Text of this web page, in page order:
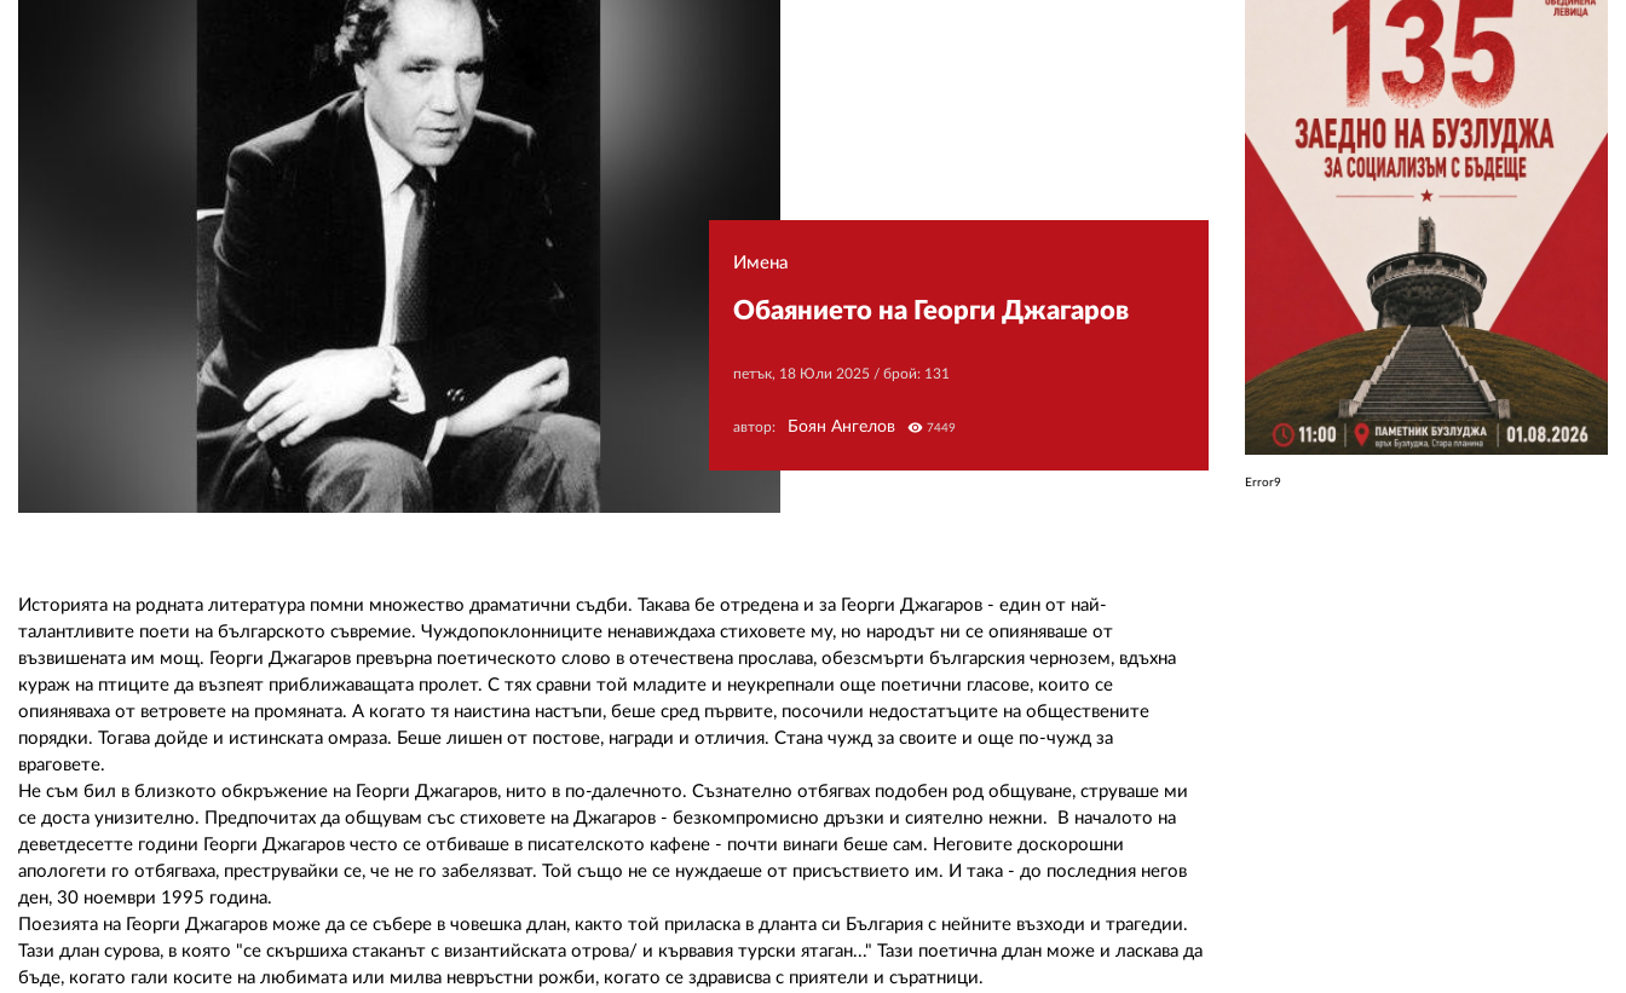
Имена
Обаянието на Георги Джагаров
петък, 18 Юли 2025 / брой: 131
автор: Боян Ангелов visibility7449
Историята на родната литература помни множество драматични съдби. Такава бе отредена и за Георги Джагаров - един от най-
талантливите поети на българското съвремие. Чуждопоклонниците ненавиждаха стиховете му, но народът ни се опияняваше от
възвишената им мощ. Георги Джагаров превърна поетическото слово в отечествена прослава, обезсмърти българския чернозем, вдъхна
кураж на птиците да възпеят приближаващата пролет. С тях сравни той младите и неукрепнали още поетични гласове, които се
опияняваха от ветровете на промяната. А когато тя наистина настъпи, беше сред първите, посочили недостатъците на обществените
порядки. Тогава дойде и истинската омраза. Беше лишен от постове, награди и отличия. Стана чужд за своите и още по-чужд за
враговете.
Не съм бил в близкото обкръжение на Георги Джагаров, нито в по-далечното. Съзнателно отбягвах подобен род общуване, струваше ми
се доста унизително. Предпочитах да общувам със стиховете на Джагаров - безкомпромисно дръзки и сиятелно нежни. В началото на
деветдесетте години Георги Джагаров често се отбиваше в писателското кафене - почти винаги беше сам. Неговите доскорошни
апологети го отбягваха, преструвайки се, че не го забелязват. Той също не се нуждаеше от присъствието им. И така - до последния негов
ден, 30 ноември 1995 година.
Поезията на Георги Джагаров може да се събере в човешка длан, както той приласка в дланта си България с нейните възходи и трагедии.
Тази длан сурова, в която "се скършиха стаканът с византийската отрова/ и кървавия турски ятаган..." Тази поетична длан може и ласкава да
бъде, когато гали косите на любимата или милва невръстни рожби, когато се здрависва с приятели и съратници.
Error9
АВТОРИ
РЕДАКЦИЯ
РЕКЛАМА
АБОНАМЕНТ
УСЛОВИЯ ЗА ПОЛЗВАНЕ
ПОЛИТИКА ЗА БИСКВИТКИТЕ
ПОЛИТИКАТА ЗА